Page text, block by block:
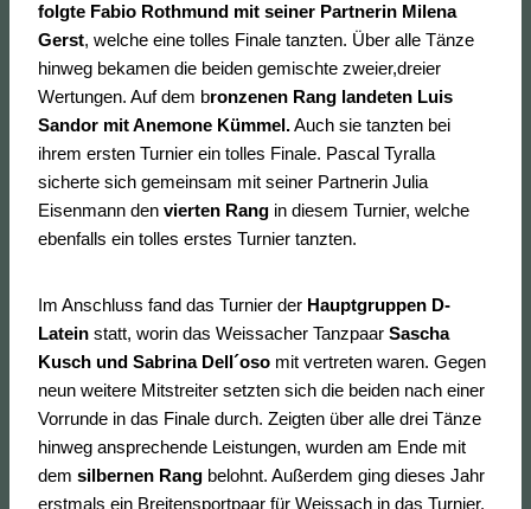
folgte Fabio Rothmund mit seiner Partnerin Milena
Gerst, welche eine tolles Finale tanzten. Über alle Tänze
hinweg bekamen die beiden gemischte zweier,dreier
Wertungen. Auf dem bronzenen Rang landeten Luis
Sandor mit Anemone Kümmel.Auch sie tanzten bei
ihrem ersten Turnier ein tolles Finale. Pascal Tyralla
sicherte sich gemeinsam mit seiner Partnerin Julia
Eisenmann den vierten Rang in diesem Turnier, welche
ebenfalls ein tolles erstes Turnier tanzten.
Im Anschluss fand das Turnier der Hauptgruppen D-
Latein statt, worin das Weissacher Tanzpaar Sascha
Kusch und Sabrina Dell´oso mit vertreten waren. Gegen
neun weitere Mitstreiter setzten sich die beiden nach einer
Vorrunde in das Finale durch. Zeigten über alle drei Tänze
hinweg ansprechende Leistungen, wurden am Ende mit
dem silbernen Rang belohnt. Außerdem ging dieses Jahr
erstmals ein Breitensportpaar für Weissach in das Turnier.